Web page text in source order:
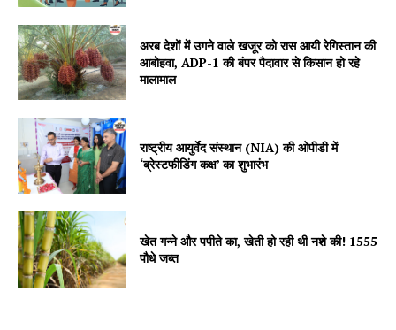
SUBSCRIBE NOW
Company
About
Contact us
Subscription Plans
My account
अरब देशों में उगने वाले खजूर को रास आयी रेगिस्तान की
आबोहवा, ADP-1 की बंपर पैदावार से किसान हो रहे
मालामाल
राष्ट्रीय आयुर्वेद संस्थान (NIA) की ओपीडी में
‘ब्रेस्टफीडिंग कक्ष’ का शुभारंभ
खेत गन्ने और पपीते का, खेती हो रही थी नशे की! 1555
पौधे जब्त